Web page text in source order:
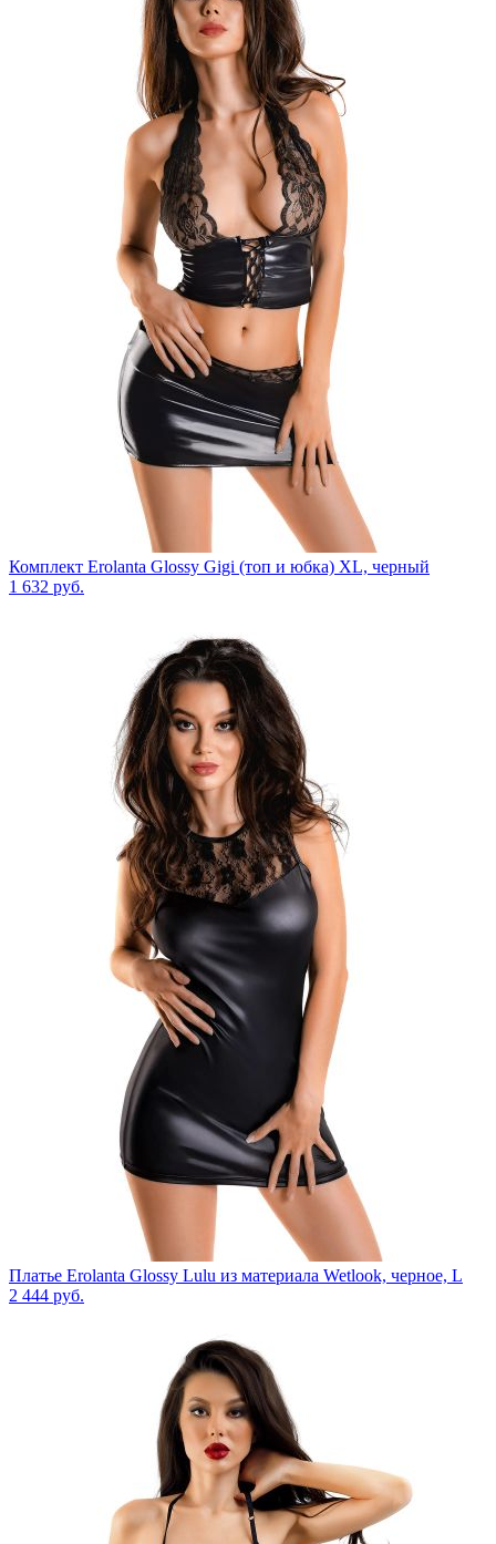
Комплект Erolanta Glossy Gigi (топ и юбка) XL, черный
1 632 руб.
Платье Erolanta Glossy Lulu из материала Wetlook, черное, L
2 444 руб.